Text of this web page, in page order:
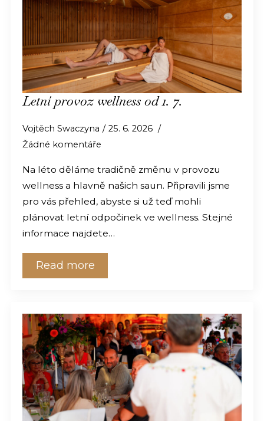
Letní provoz wellness od 1. 7.
Vojtěch Swaczyna
25. 6. 2026
Žádné komentáře
Na léto děláme tradičně změnu v provozu
wellness a hlavně našich saun. Připravili jsme
pro vás přehled, abyste si už teď mohli
plánovat letní odpočinek ve wellness. Stejné
informace najdete…
Read more